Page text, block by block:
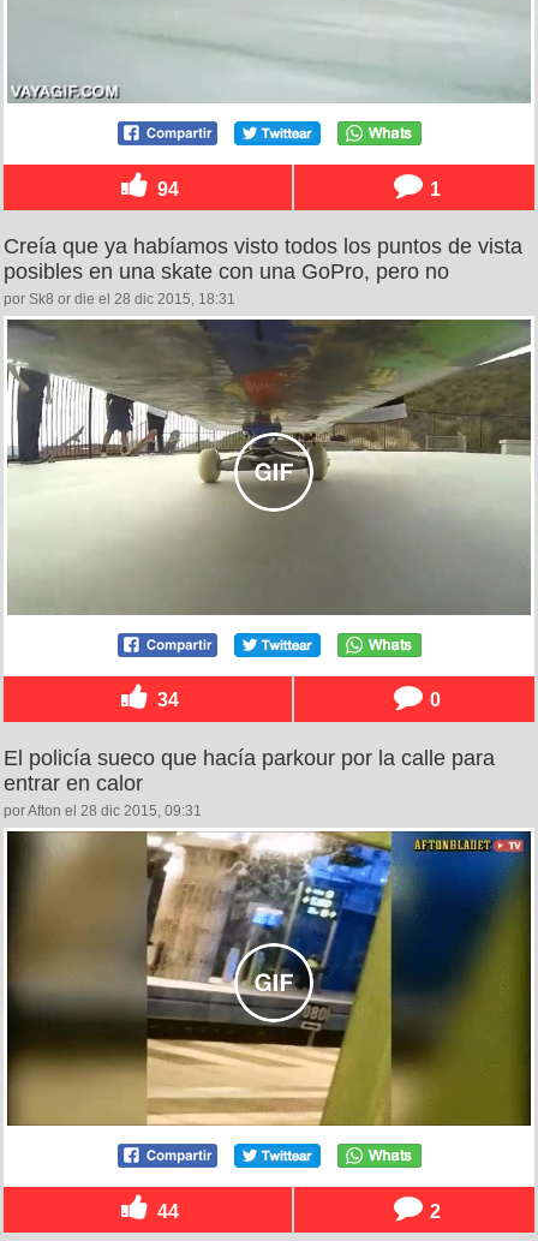
94 1
Creía que ya habíamos visto todos los puntos de vista
posibles en una skate con una GoPro, pero no
por Sk8 or die el 28 dic 2015, 18:31
34 0
El policía sueco que hacía parkour por la calle para
entrar en calor
por Afton el 28 dic 2015, 09:31
44 2